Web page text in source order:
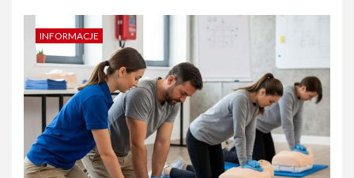
INFORMACJE